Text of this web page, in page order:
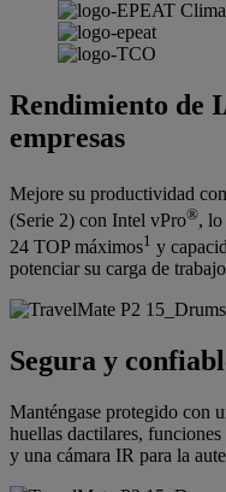
Rendimiento de
empresas
Mejore su productividad
(Serie 2) con Intel vPro®, lo
24 TOP máximos1 y
potenciar su carga de
Segura y
Manténgase protegido con
huellas dactilares,
y una cámara IR para la